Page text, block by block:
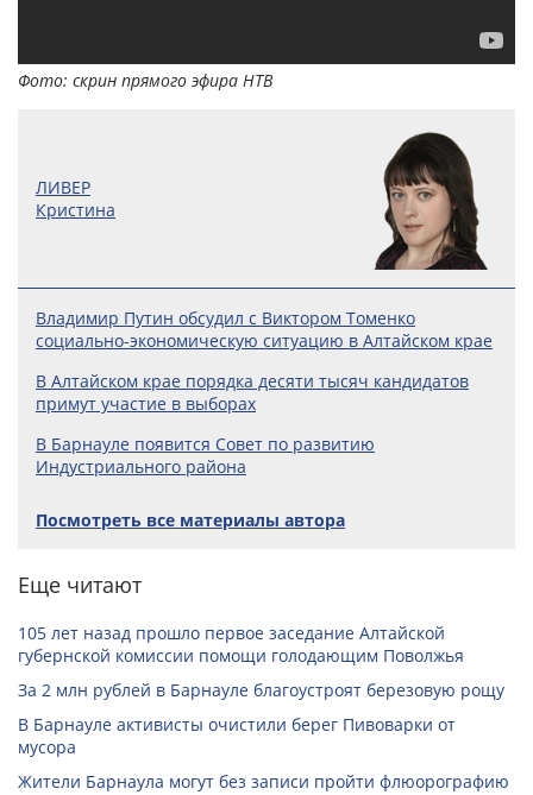
Фото: скрин прямого эфира НТВ
ЛИВЕР
Кристина
Владимир Путин обсудил с Виктором Томенко
социально-экономическую ситуацию в Алтайском крае
В Алтайском крае порядка десяти тысяч кандидатов
примут участие в выборах
В Барнауле появится Совет по развитию
Индустриального района
Посмотреть все материалы автора
Еще читают
105 лет назад прошло первое заседание Алтайской
губернской комиссии помощи голодающим Поволжья
За 2 млн рублей в Барнауле благоустроят березовую рощу
В Барнауле активисты очистили берег Пивоварки от
мусора
Жители Барнаула могут без записи пройти флюорографию